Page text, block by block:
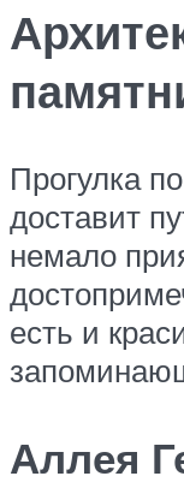
Прогулка
доставит
немало
есть и
Аллея